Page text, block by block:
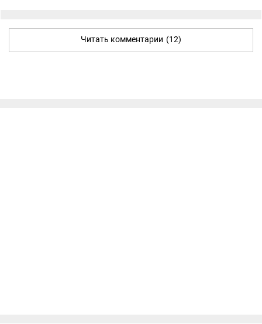
Читать комментарии (12)